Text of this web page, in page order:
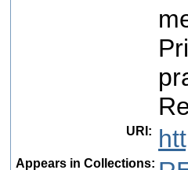
URI :
Appears in Collections: